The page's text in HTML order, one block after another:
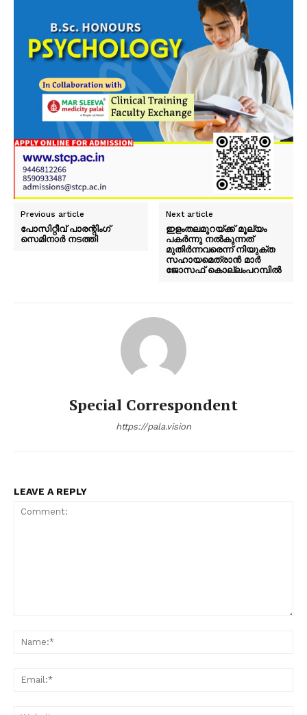
Previous article
പോസിറ്റീവ് പാരന്റിംഗ്
സെമിനാർ നടത്തി
Next article
ഇളംതലമുറയ്ക്ക് മൂല്യം
പകർന്നു നൽകുന്നത്
മുതിർന്നവരെന്ന് നിയുക്ത
സഹായമെത്രാൻ മാർ
ജോസഫ് കൊല്ലംപറമ്പിൽ
Special Correspondent
https://pala.vision
LEAVE A REPLY